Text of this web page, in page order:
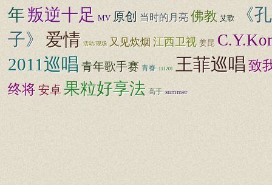
年叛逆十足 MV 原创 当时的月亮 佛教 艾歌
《孔
子》
爱情 活动/现场 又见炊烟 江西卫视 姜昆
2011巡唱 青年歌手赛 青春 111201 王菲巡唱 致
终将安卓果粒好享法 高手 summer